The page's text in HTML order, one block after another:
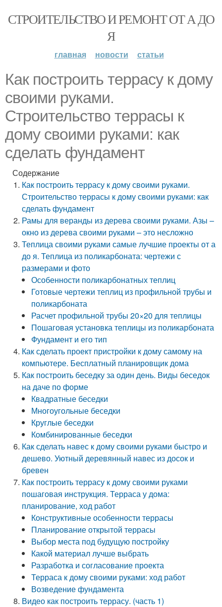
СТРОИТЕЛЬСТВО И РЕМОНТ ОТ А ДО
Я
главная новости статьи
Как построить террасу к дому
своими руками.
Строительство террасы к
дому своими руками: как
сделать фундамент
Содержание
Как построить террасу к дому своими руками.
Строительство террасы к дому своими руками: как
сделать фундамент
Рамы для веранды из дерева своими руками. Азы –
окно из дерева своими руками – это несложно
Теплица своими руками самые лучшие проекты от а
до я. Теплица из поликарбоната: чертежи с
размерами и фото
Особенности поликарбонатных теплиц
Готовые чертежи теплиц из профильной трубы и
поликарбоната
Расчет профильной трубы 20×20 для теплицы
Пошаговая установка теплицы из поликарбоната
Фундамент и его тип
Как сделать проект пристройки к дому самому на
компьютере. Бесплатный планировщик дома
Как построить беседку за один день. Виды беседок
на даче по форме
Квадратные беседки
Многоугольные беседки
Круглые беседки
Комбинированные беседки
Как сделать навес к дому своими руками быстро и
дешево. Уютный деревянный навес из досок и
бревен
Как построить террасу к дому своими руками
пошаговая инструкция. Терраса у дома:
планирование, ход работ
Конструктивные особенности террасы
Планирование открытой террасы
Выбор места под будущую постройку
Какой материал лучше выбрать
Разработка и согласование проекта
Терраса к дому своими руками: ход работ
Возведение фундамента
Видео как построить террасу. (часть 1)